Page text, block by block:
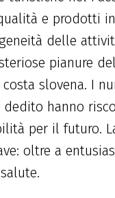
e prodotti
delle
pianure
slovena. I
dedito hanno
per il futuro.
oltre a